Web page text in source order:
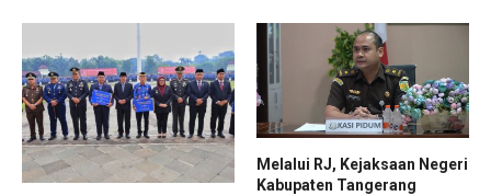
Melalui RJ, Kejaksaan Negeri
Kabupaten Tangerang